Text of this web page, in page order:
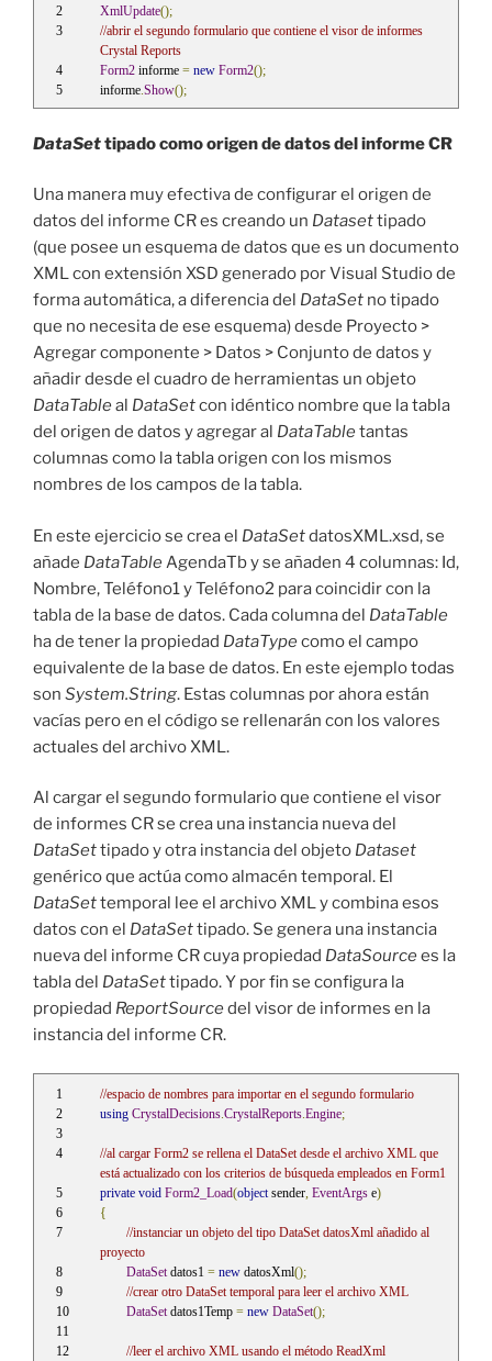
XmlUpdate();
//abrir el segundo formulario que contiene el visor de informes
Crystal Reports
Form2 informe = new Form2();
informe.Show();
DataSettipado como origen de datos del informe CR
Una manera muy efectiva de configurar el origen de
datos del informe CR es creando un Datasettipado
(que posee un esquema de datos que es un documento
XML con extensión XSD generado por Visual Studio de
forma automática, a diferencia del DataSet no tipado
que no necesita de ese esquema) desde Proyecto >
Agregar componente > Datos > Conjunto de datos y
añadir desde el cuadro de herramientas un objeto
DataTableal DataSetcon idéntico nombre que la tabla
del origen de datos y agregar al DataTabletantas
columnas como la tabla origen con los mismos
nombres de los campos de la tabla.
En este ejercicio se crea el DataSetdatosXML.xsd, se
añade DataTableAgendaTb y se añaden 4 columnas: Id,
Nombre, Teléfono1 y Teléfono2 para coincidir con la
tabla de la base de datos. Cada columna del DataTable
ha de tener la propiedad DataTypecomo el campo
equivalente de la base de datos. En este ejemplo todas
son System.String. Estas columnas por ahora están
vacías pero en el código se rellenarán con los valores
actuales del archivo XML.
Al cargar el segundo formulario que contiene el visor
de informes CR se crea una instancia nueva del
DataSettipado y otra instancia del objeto Dataset
genérico que actúa como almacén temporal. El
DataSettemporal lee el archivo XML y combina esos
datos con el DataSettipado. Se genera una instancia
nueva del informe CR cuya propiedad DataSourcees la
tabla del DataSettipado. Y por fin se configura la
propiedad ReportSourcedel visor de informes en la
instancia del informe CR.
//espacio de nombres para importar en el segundo formulario
using CrystalDecisions.CrystalReports.Engine;
//al cargar Form2 se rellena el DataSet desde el archivo XML que
está actualizado con los criterios de búsqueda empleados en Form1
private void Form2_Load(object sender, EventArgs e)
{
//instanciar un objeto del tipo DataSet datosXml añadido al
proyecto
DataSet datos1 = new datosXml();
//crear otro DataSet temporal para leer el archivo XML
DataSet datos1Temp = new DataSet();
//leer el archivo XML usando el método ReadXml